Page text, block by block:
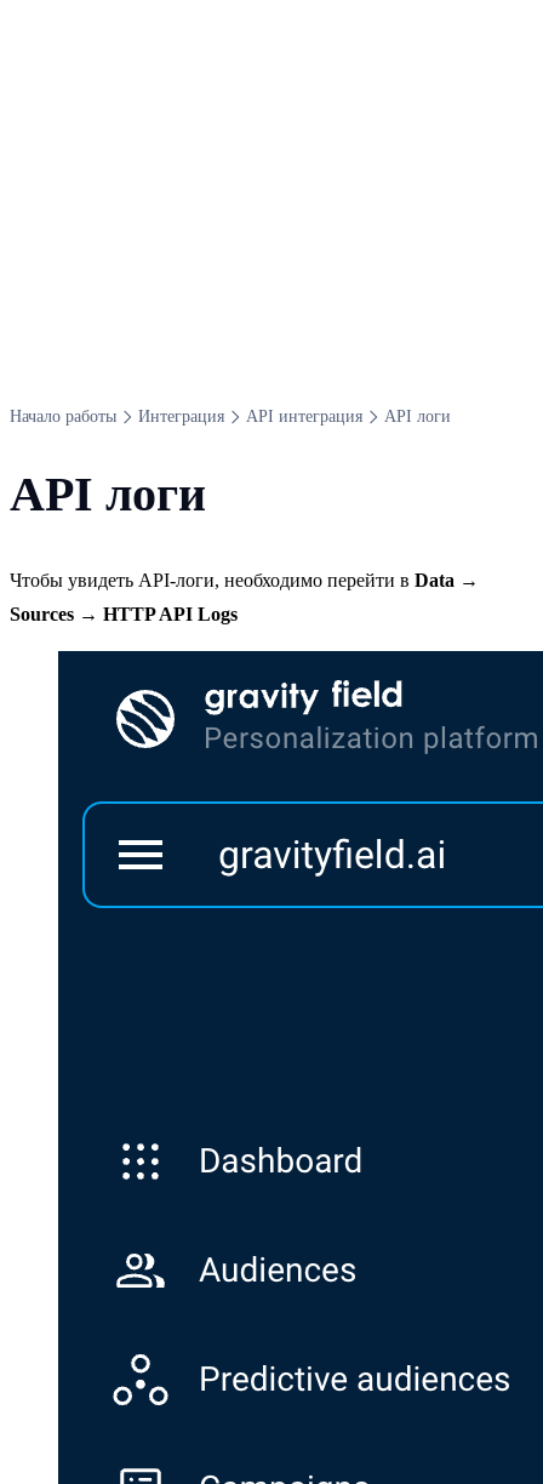
Начало работы Интеграция API интеграция API логи
API логи
Чтобы увидеть API-логи, необходимо перейти в Data →
Sources → HTTP API Logs